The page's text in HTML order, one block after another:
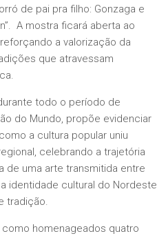
de pai pra filho: Gonzaga e
A mostra ficará aberta ao
a valorização da
que atravessam
todo o período de
do Mundo, propõe evidenciar
a cultura popular uniu
celebrando a trajetória
de uma arte transmitida entre
identidade cultural do Nordeste
tradição.
homenageados quatro